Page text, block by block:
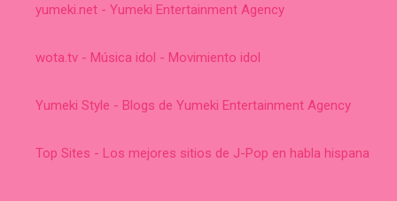
yumeki.net - Yumeki Entertainment Agency
wota.tv - Música idol - Movimiento idol
Yumeki Style - Blogs de Yumeki Entertainment Agency
Top Sites - Los mejores sitios de J-Pop en habla hispana